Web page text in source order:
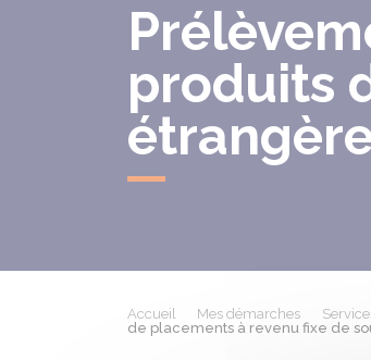
produits
Accueil Mes démarches
de placements à revenu fixe de